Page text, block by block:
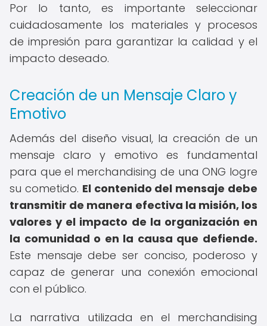
Por lo tanto, es importante seleccionar
cuidadosamente los materiales y procesos
de impresión para garantizar la calidad y el
impacto deseado.
Creación de un Mensaje Claro y
Emotivo
Además del diseño visual, la creación de un
mensaje claro y emotivo es fundamental
para que el merchandising de una ONG logre
su cometido. El contenido del mensaje debe
transmitir de manera efectiva la misión, los
valores y el impacto de la organización en
la comunidad o en la causa que defiende.
Este mensaje debe ser conciso, poderoso y
capaz de generar una conexión emocional
con el público.
La narrativa utilizada en el merchandising